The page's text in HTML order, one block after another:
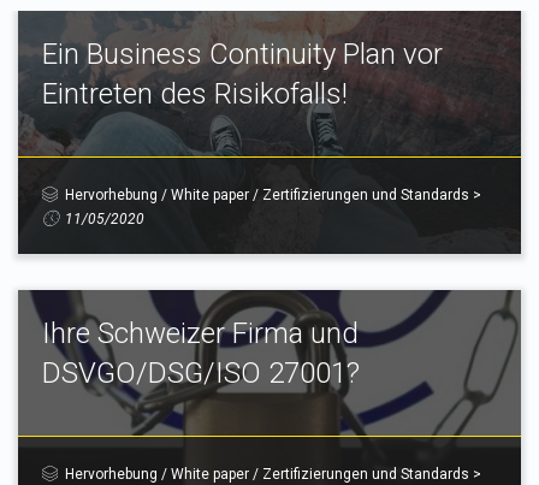
Ein Business Continuity Plan vor
Eintreten des Risikofalls!
Hervorhebung / White paper / Zertifizierungen und Standards >
11/05/2020
Ihre Schweizer Firma und
DSVGO/DSG/ISO 27001?
Hervorhebung / White paper / Zertifizierungen und Standards >